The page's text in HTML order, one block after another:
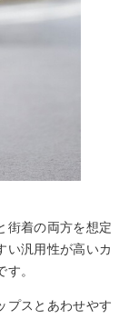
街着の両方を想定
い汎用性が高いカ
。
プスとあわせやす